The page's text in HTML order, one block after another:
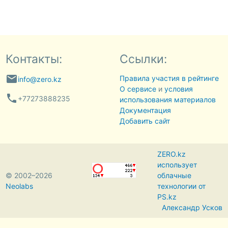
Контакты:
emailinfo@zero.kz
phone +77273888235
Ссылки:
Правила участия в рейтинге
О сервисеи условия
использования материалов
Документация
Добавить сайт
© 2002–2026
Neolabs
ZERO.kz
использует
облачные
технологии от
PS.kz
Александр Усков